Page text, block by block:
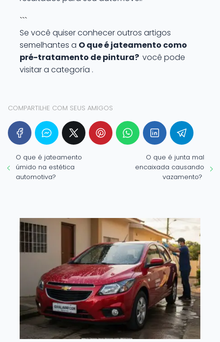
```
Se você quiser conhecer outros artigos
semelhantes a O que é jateamento como
pré-tratamento de pintura? você pode
visitar a categoría .
COMPARTILHE COM SEUS AMIGOS
O que é jateamento
úmido na estética
automotiva?
O que é junta mal
encaixada causando
vazamento?